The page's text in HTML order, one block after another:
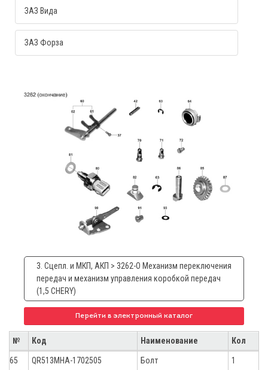
ЗАЗ Вида
ЗАЗ Форза
3. Сцепл. и МКП, АКП > 3262-О Механизм переключения
передач и механизм управления коробкой передач
(1,5 CHERY)
Перейти в электронный каталог
№ Код Наименование Кол
65 QR513MHA-1702505 Болт 1